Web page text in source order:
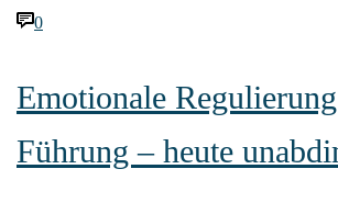
0
Emotionale
Führung – heute